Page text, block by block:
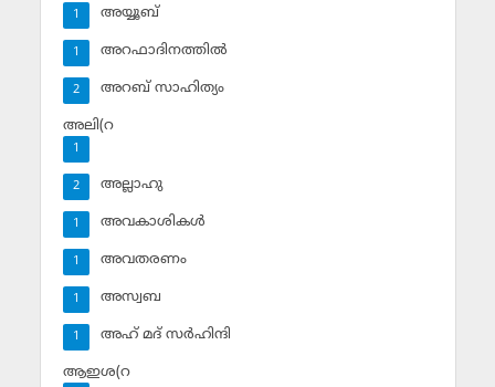
അയ്യൂബ്‌
1
അറഫാദിനത്തില്‍
1
അറബ് സാഹിത്യം
2
അലി(റ
1
അല്ലാഹു
2
അവകാശികള്‍
1
അവതരണം
1
അസ്വബ
1
അഹ് മദ് സര്‍ഹിന്ദി
1
ആഇശ(റ